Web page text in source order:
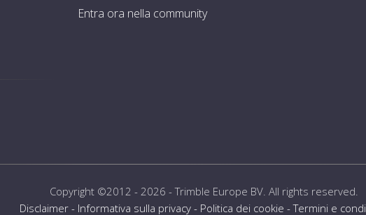
Entra ora nella community
Copyright ©2012 - 2026 -Trimble Europe BV. All rights reserved.
Disclaimer - Informativa sulla privacy - Politica dei cookie -Termini e